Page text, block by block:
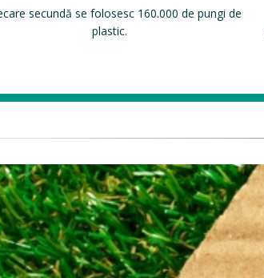
secundă se folosesc 160.000 de pungi de
plastic.